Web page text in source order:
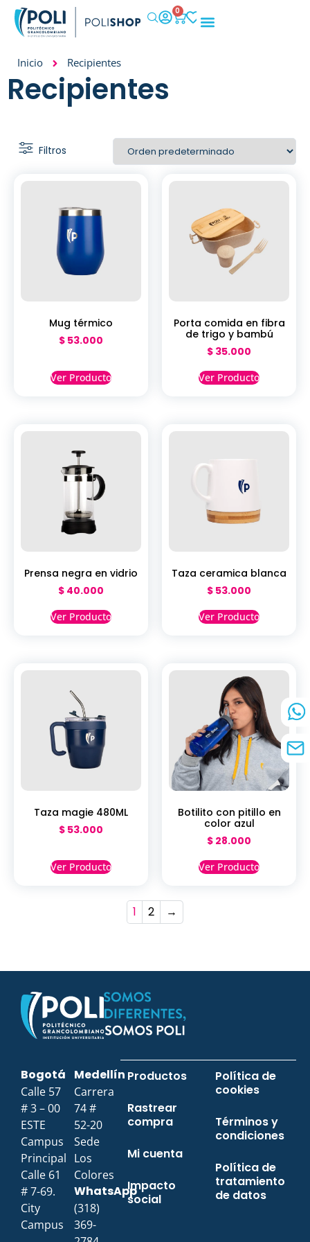
0
Inicio Recipientes
Recipientes
Mug térmico
$ 53.000
Ver Producto
Porta comida en fibra
de trigo y bambú
$ 35.000
Ver Producto
Prensa negra en vidrio
$ 40.000
Ver Producto
Taza ceramica blanca
$ 53.000
Ver Producto
Taza magie 480ML
$ 53.000
Ver Producto
Botilito con pitillo en
color azul
$ 28.000
Ver Producto
1 2 →
Bogotá
Calle 57
# 3 – 00
ESTE
Campus
Principal
Calle 61
# 7-69.
City
Campus
Medellín
Carrera
74 #
52-20
Sede
Los
Colores
WhatsApp
(318)
369-
Productos
Rastrear
compra
Mi cuenta
Impacto
social
Política de
cookies
Términos y
condiciones
Política de
tratamiento
de datos